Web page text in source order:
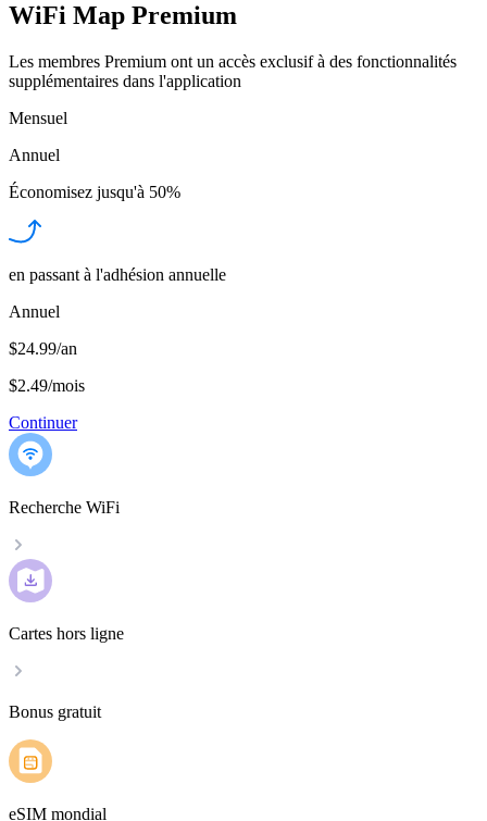
WiFi Map Premium
Les membres Premium ont un accès exclusif à des fonctionnalités
supplémentaires dans l'application
Mensuel
Annuel
Économisez jusqu'à 50%
en passant à l'adhésion annuelle
Annuel
$24.99/an
$2.49/mois
Continuer
Recherche WiFi
Cartes hors ligne
Bonus gratuit
eSIM mondial